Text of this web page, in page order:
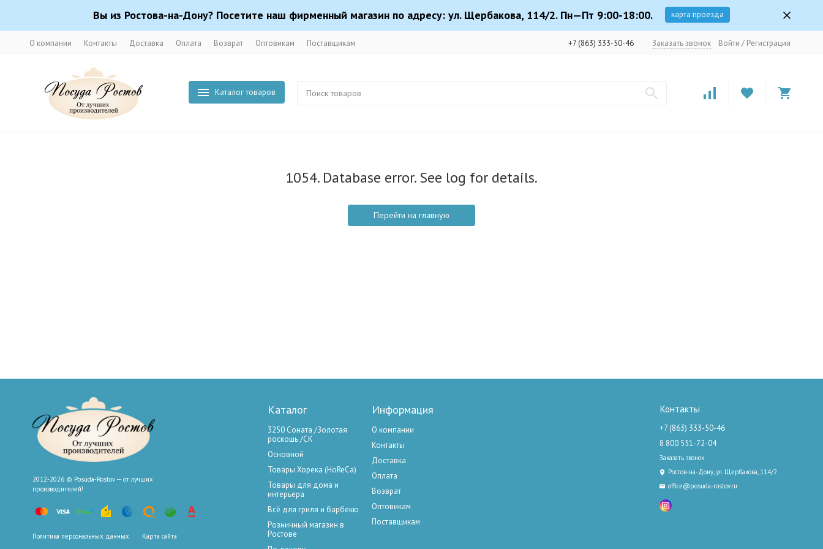
Вы из Ростова-на-Дону? Посетите наш фирменный магазин по адресу: ул. Щербакова, 114/2. Пн—Пт 9:00-18:00. карта проезда
О компании Контакты Доставка Оплата Возврат Оптовикам Поставщикам +7 (863) 333-50-46 Заказать звонок Войти / Регистрация
Каталог товаров
1054. Database error. See log for details.
Перейти на главную
2012-2026 © Posuda-Rostov — от лучших
производителей!
Политика персональных данных Карта сайта
Каталог
3250 Соната /Золотая
роскошь /СК
Основной
Товары Хорека (HoReCa)
Товары для дома и
интерьера
Всё для гриля и барбекю
Розничный магазин в
Ростове
Информация
О компании
Контакты
Доставка
Оплата
Возврат
Оптовикам
Поставщикам
Контакты
+7 (863) 333-50-46
8 800 551-72-04
Заказать звонок
Ростов-на-Дону, ул. Щербакова, 114/2
office@posuda-rostov.ru